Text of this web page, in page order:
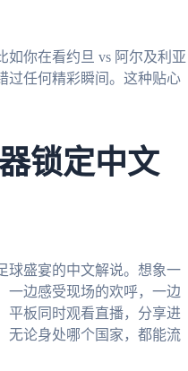
如你在看约旦 vs 阿尔及利亚
过任何精彩瞬间。这种贴心
锁定中文
球盛宴的中文解说。想象一
一边感受现场的欢呼，一边
平板同时观看直播，分享进
无论身处哪个国家，都能流